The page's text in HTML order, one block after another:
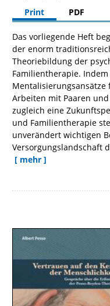
Print
PDF
Das vorliegende Heft
der enorm
Theoriebildung der
Familientherapie.
Mentalisierungsansätze
Arbeiten mit Paaren
zugleich eine
und Familientherapie
unverändert wichtigen
Versorgungslandschaft
[ mehr ]